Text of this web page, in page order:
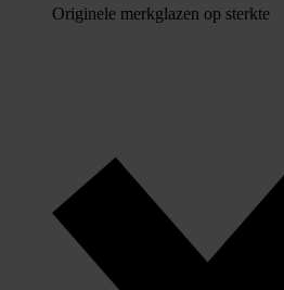
Originele merkglazen op sterkte